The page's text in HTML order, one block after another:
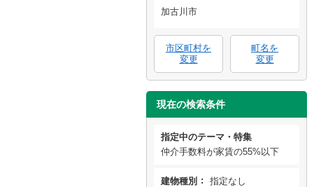
加古川市
市区町村を
変更
町名を
変更
現在の検索条件
指定中のテーマ・特集
仲介手数料が家賃の55%以下
建物種別
指定なし